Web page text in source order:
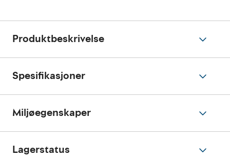
Produktbeskrivelse
Spesifikasjoner
Miljøegenskaper
Lagerstatus